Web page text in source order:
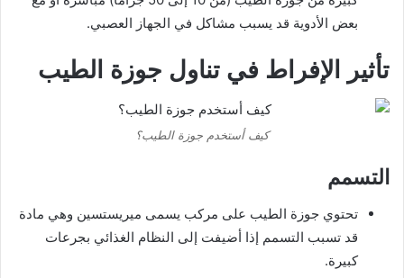
بعض الأدوية قد يسبب مشاكل في الجهاز العصبي.
تأثير الإفراط في تناول جوزة الطيب
كيف أستخدم جوزة الطيب؟
التسمم
تحتوي جوزة الطيب على مركب يسمى ميريستسين وهي مادة
قد تسبب التسمم إذا أضيفت إلى النظام الغذائي بجرعات
كبيرة.